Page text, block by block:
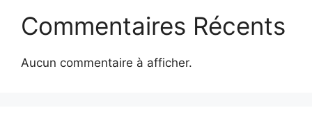
Commentaires Récents
Aucun commentaire à afficher.